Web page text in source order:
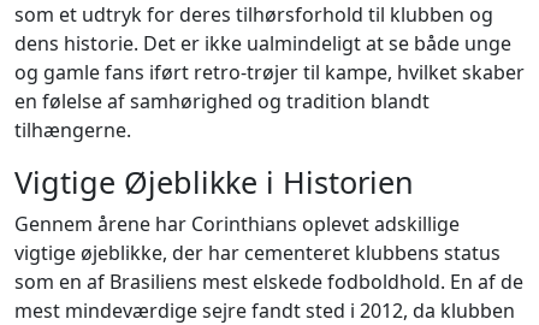
som et udtryk for deres tilhørsforhold til klubben og
dens historie. Det er ikke ualmindeligt at se både unge
og gamle fans iført retro-trøjer til kampe, hvilket skaber
en følelse af samhørighed og tradition blandt
tilhængerne.
Vigtige Øjeblikke i Historien
Gennem årene har Corinthians oplevet adskillige
vigtige øjeblikke, der har cementeret klubbens status
som en af Brasiliens mest elskede fodboldhold. En af de
mest mindeværdige sejre fandt sted i 2012, da klubben